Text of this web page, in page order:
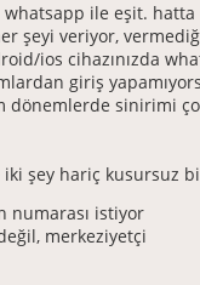
whatsapp ile eşit.
şeyi veriyor,
ios cihazınızda
giriş
dönemlerde sinirimi
şey hariç kusursuz
numarası istiyor
merkeziyetçi